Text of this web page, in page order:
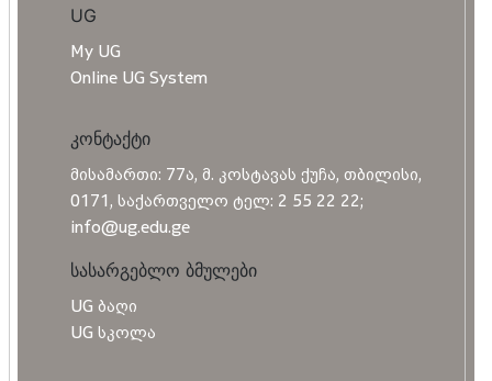
UG
My UG
Online UG System
კონტაქტი
მისამართი: 77ა, მ. კოსტავას ქუჩა, თბილისი,
0171, საქართველო ტელ: 2 55 22 22;
info@ug.edu.ge
სასარგებლო ბმულები
UG ბაღი
UG სკოლა